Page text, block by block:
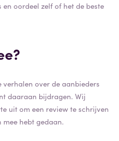
en oordeel zelf of het de beste
over de aanbieders
daaraan bijdragen. Wij
uit om een review te schrijven
hebt gedaan.